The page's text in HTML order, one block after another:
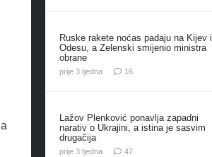
Ruske rakete noćas padaju na Kijev i
Odesu, a Zelenski smijenio ministra
obrane
prije 3 tjedna 16komentara
Lažov Plenković ponavlja zapadni
narativ o Ukrajini, a istina je sasvim
drugačija
prije 3 tjedna 47komentara